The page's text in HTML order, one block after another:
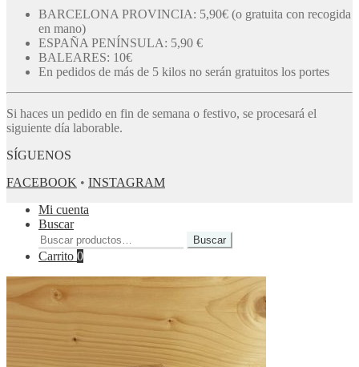
BARCELONA PROVINCIA: 5,90€ (o gratuita con recogida
en mano)
ESPAÑA PENÍNSULA: 5,90 €
BALEARES: 10€
En pedidos de más de 5 kilos no serán gratuitos los portes
Si haces un pedido en fin de semana o festivo, se procesará el
siguiente día laborable.
SÍGUENOS
FACEBOOK • INSTAGRAM
Mi cuenta
Buscar
Buscar
por:
Buscar
Carrito 0